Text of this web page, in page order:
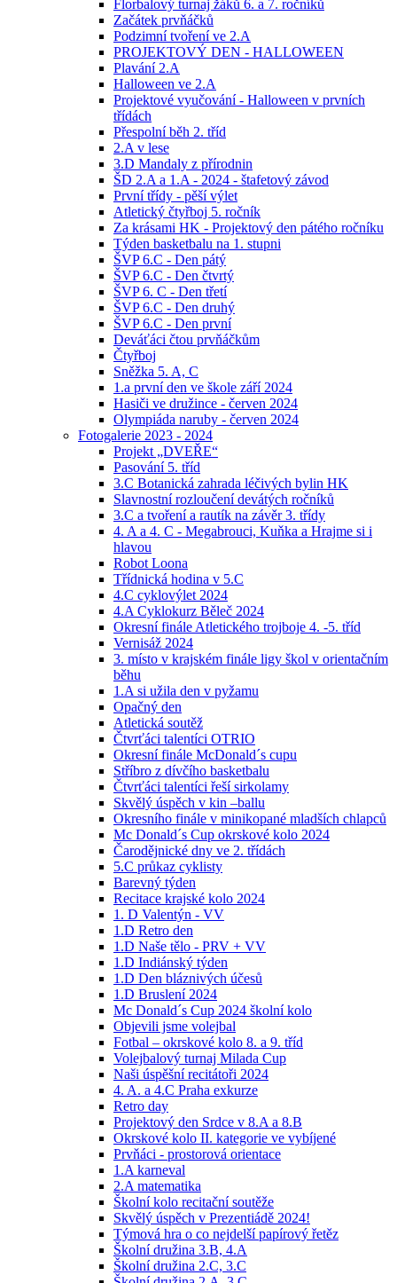
Florbalový turnaj žáků 6. a 7. ročníků
Začátek prvňáčků
Podzimní tvoření ve 2.A
PROJEKTOVÝ DEN - HALLOWEEN
Plavání 2.A
Halloween ve 2.A
Projektové vyučování - Halloween v prvních
třídách
Přespolní běh 2. tříd
2.A v lese
3.D Mandaly z přírodnin
ŠD 2.A a 1.A - 2024 - štafetový závod
První třídy - pěší výlet
Atletický čtyřboj 5. ročník
Za krásami HK - Projektový den pátého ročníku
Týden basketbalu na 1. stupni
ŠVP 6.C - Den pátý
ŠVP 6.C - Den čtvrtý
ŠVP 6. C - Den třetí
ŠVP 6.C - Den druhý
ŠVP 6.C - Den první
Deváťáci čtou prvňáčkům
Čtyřboj
Sněžka 5. A, C
1.a první den ve škole září 2024
Hasiči ve družince - červen 2024
Olympiáda naruby - červen 2024
Fotogalerie 2023 - 2024
Projekt „DVEŘE“
Pasování 5. tříd
3.C Botanická zahrada léčivých bylin HK
Slavnostní rozloučení devátých ročníků
3.C a tvoření a rautík na závěr 3. třídy
4. A a 4. C - Megabrouci, Kuňka a Hrajme si i
hlavou
Robot Loona
Třídnická hodina v 5.C
4.C cyklovýlet 2024
4.A Cyklokurz Běleč 2024
Okresní finále Atletického trojboje 4. -5. tříd
Vernisáž 2024
3. místo v krajském finále ligy škol v orientačním
běhu
1.A si užila den v pyžamu
Opačný den
Atletická soutěž
Čtvrťáci talentíci OTRIO
Okresní finále McDonald´s cupu
Stříbro z dívčího basketbalu
Čtvrťáci talentíci řeší sirkolamy
Skvělý úspěch v kin –ballu
Okresního finále v minikopané mladších chlapců
Mc Donald´s Cup okrskové kolo 2024
Čarodějnické dny ve 2. třídách
5.C průkaz cyklisty
Barevný týden
Recitace krajské kolo 2024
1. D Valentýn - VV
1.D Retro den
1.D Naše tělo - PRV + VV
1.D Indiánský týden
1.D Den bláznivých účesů
1.D Bruslení 2024
Mc Donald´s Cup 2024 školní kolo
Objevili jsme volejbal
Fotbal – okrskové kolo 8. a 9. tříd
Volejbalový turnaj Milada Cup
Naši úspěšní recitátoři 2024
4. A. a 4.C Praha exkurze
Retro day
Projektový den Srdce v 8.A a 8.B
Okrskové kolo II. kategorie ve vybíjené
Prvňáci - prostorová orientace
1.A karneval
2.A matematika
Školní kolo recitační soutěže
Skvělý úspěch v Prezentiádě 2024!
Týmová hra o co nejdelší papírový řetěz
Školní družina 3.B, 4.A
Školní družina 2.C, 3.C